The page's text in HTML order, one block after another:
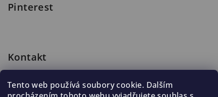
Tento web používá soubory cookie. Dalším
Pinterest
Kontakt
222 316 990